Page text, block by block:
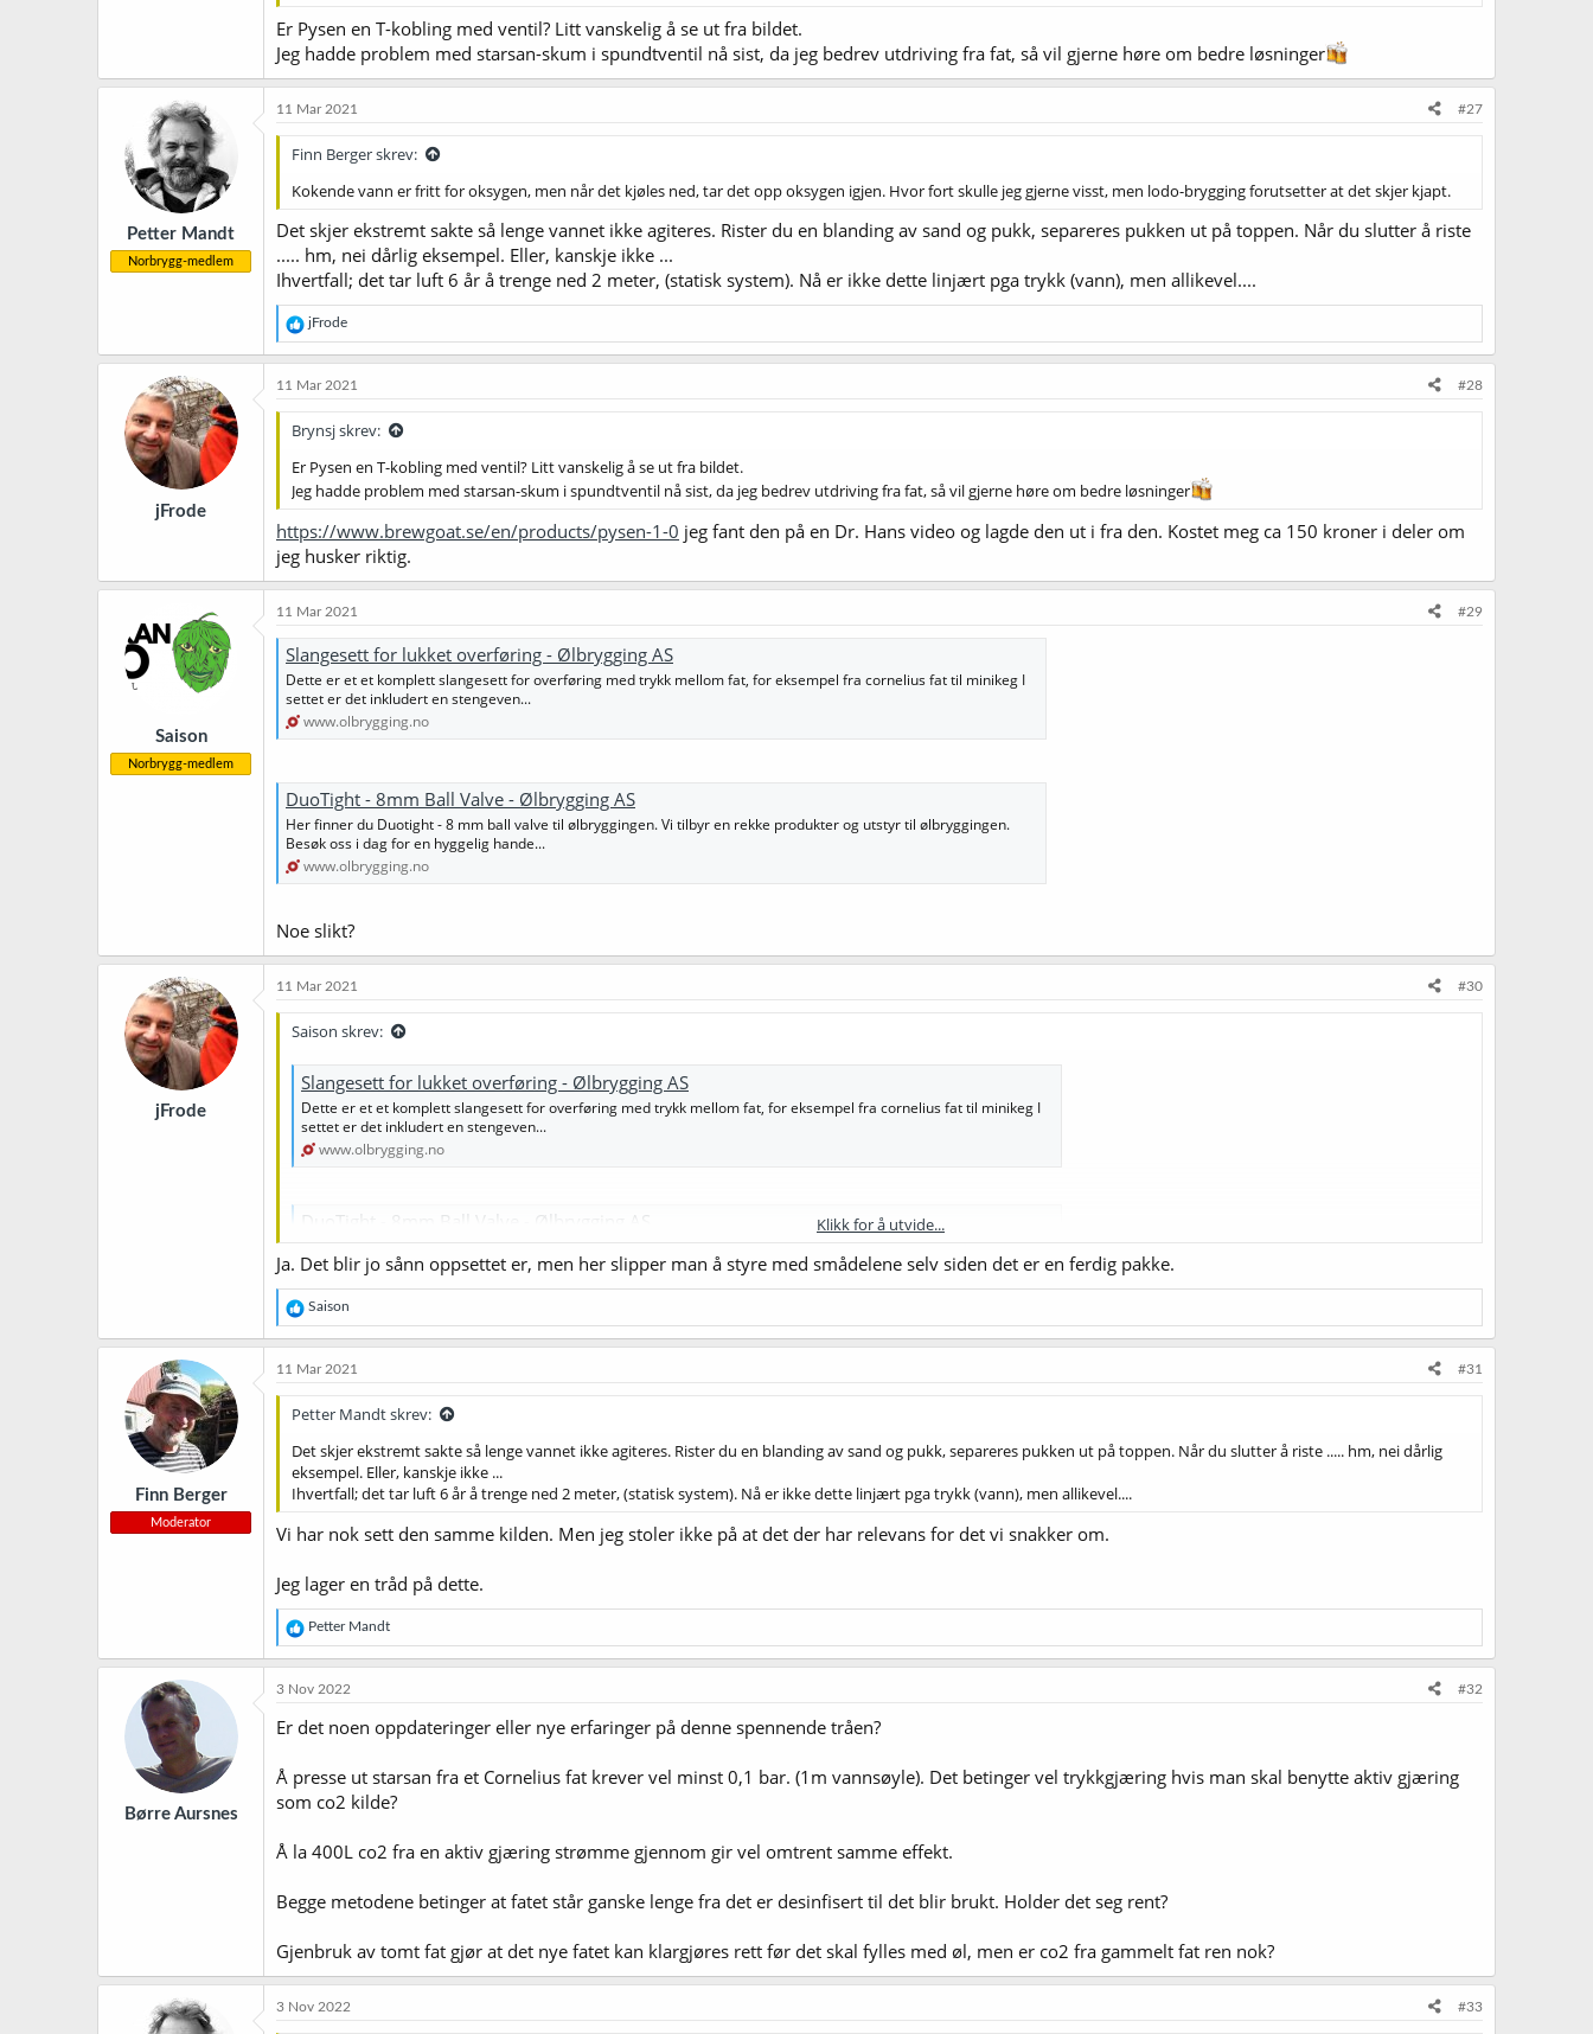
Er Pysen en T-kobling med ventil? Litt vanskelig å se ut fra bildet.
Jeg hadde problem med starsan-skum i spundtventil nå sist, da jeg bedrev utdriving fra fat, så vil gjerne høre om bedre løsninger
Petter Mandt
Norbrygg-medlem
11 Mar 2021 #27
Finn Berger skrev:
Kokende vann er fritt for oksygen, men når det kjøles ned, tar det opp oksygen igjen. Hvor fort skulle jeg gjerne visst, men lodo-brygging forutsetter at det skjer kjapt.
Det skjer ekstremt sakte så lenge vannet ikke agiteres. Rister du en blanding av sand og pukk, separeres pukken ut på toppen. Når du slutter å riste
..... hm, nei dårlig eksempel. Eller, kanskje ikke ...
Ihvertfall; det tar luft 6 år å trenge ned 2 meter, (statisk system). Nå er ikke dette linjært pga trykk (vann), men allikevel....
R
e
a
k
j
o
e
r
jFrode
jFrode
11 Mar 2021 #28
Brynsj skrev:
Er Pysen en T-kobling med ventil? Litt vanskelig å se ut fra bildet.
Jeg hadde problem med starsan-skum i spundtventil nå sist, da jeg bedrev utdriving fra fat, så vil gjerne høre om bedre løsninger
https://www.brewgoat.se/en/products/pysen-1-0 jeg fant den på en Dr. Hans video og lagde den ut i fra den. Kostet meg ca 150 kroner i deler om
jeg husker riktig.
Saison
Norbrygg-medlem
11 Mar 2021 #29
Slangesett for lukket overføring - Ølbrygging AS
Dette er et et komplett slangesett for overføring med trykk mellom fat, for eksempel fra cornelius fat til minikeg I
settet er det inkludert en stengeven...
www.olbrygging.no
DuoTight - 8mm Ball Valve - Ølbrygging AS
Her finner du Duotight - 8 mm ball valve til ølbryggingen. Vi tilbyr en rekke produkter og utstyr til ølbryggingen.
Besøk oss i dag for en hyggelig hande...
www.olbrygging.no
Noe slikt?
jFrode
11 Mar 2021 #30
Saison skrev:
Slangesett for lukket overføring - Ølbrygging AS
Dette er et et komplett slangesett for overføring med trykk mellom fat, for eksempel fra cornelius fat til minikeg I
settet er det inkludert en stengeven...
www.olbrygging.no
DuoTight - 8mm Ball Valve - Ølbrygging AS
Besøk oss i dag for en hyggelig hande...
www.olbrygging.no
Noe slikt?
Klikk for å utvide...
Ja. Det blir jo sånn oppsettet er, men her slipper man å styre med smådelene selv siden det er en ferdig pakke.
R
e
a
k
j
o
e
r
:
Saison
Finn Berger
Moderator
11 Mar 2021 #31
Petter Mandt skrev:
Det skjer ekstremt sakte så lenge vannet ikke agiteres. Rister du en blanding av sand og pukk, separeres pukken ut på toppen. Når du slutter å riste ..... hm, nei dårlig
eksempel. Eller, kanskje ikke ...
Ihvertfall; det tar luft 6 år å trenge ned 2 meter, (statisk system). Nå er ikke dette linjært pga trykk (vann), men allikevel....
Vi har nok sett den samme kilden. Men jeg stoler ikke på at det der har relevans for det vi snakker om.
Jeg lager en tråd på dette.
R
e
a
o
e
Petter Mandt
Børre Aursnes
3 Nov 2022 #32
Er det noen oppdateringer eller nye erfaringer på denne spennende tråen?
Å presse ut starsan fra et Cornelius fat krever vel minst 0,1 bar. (1m vannsøyle). Det betinger vel trykkgjæring hvis man skal benytte aktiv gjæring
som co2 kilde?
Å la 400L co2 fra en aktiv gjæring strømme gjennom gir vel omtrent samme effekt.
Begge metodene betinger at fatet står ganske lenge fra det er desinfisert til det blir brukt. Holder det seg rent?
Gjenbruk av tomt fat gjør at det nye fatet kan klargjøres rett før det skal fylles med øl, men er co2 fra gammelt fat ren nok?
3 Nov 2022 #33